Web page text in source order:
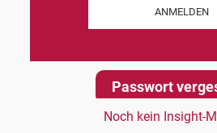
Passwort
Noch kein Insight-